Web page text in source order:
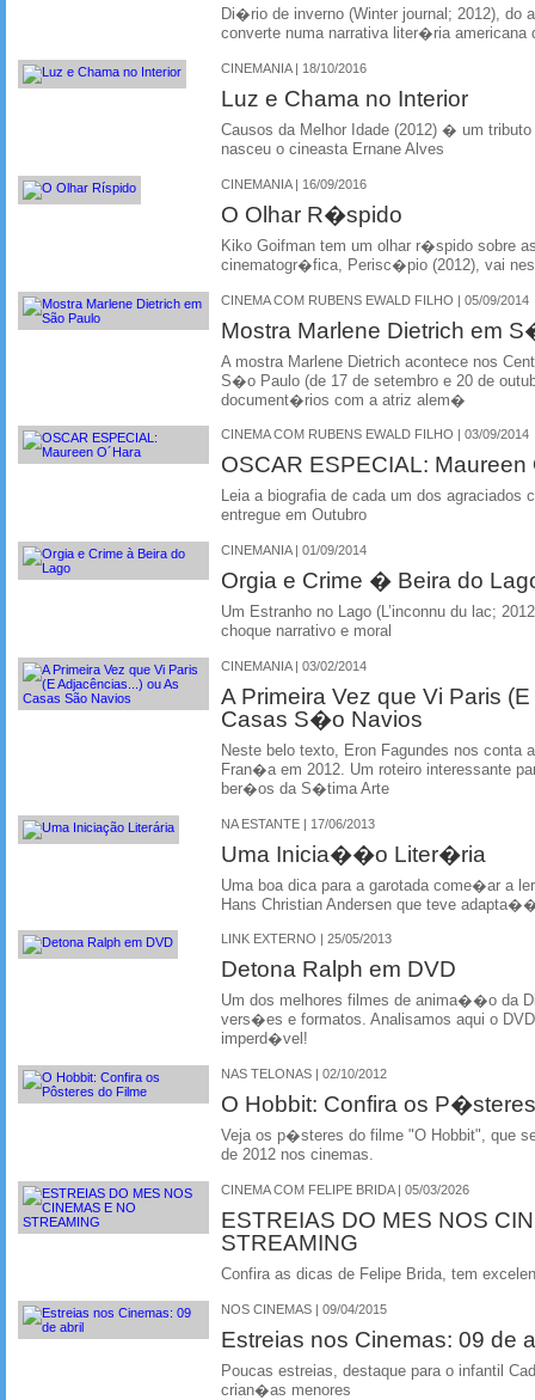
Di�rio de inverno (Winter journal; 2012), do
converte numa narrativa liter�ria americana
CINEMANIA | 18/10/2016
Luz e Chama no Interior
Causos da Melhor Idade (2012) � um
nasceu o cineasta Ernane Alves
CINEMANIA | 16/09/2016
O Olhar R�spido
Kiko Goifman tem um olhar r�spido sobre
cinematogr�fica, Perisc�pio (2012), vai
CINEMA COM RUBENS EWALD FILHO | 05/09/2014
Mostra Marlene Dietrich em
A mostra Marlene Dietrich acontece nos
S�o Paulo (de 17 de setembro e 20 de
document�rios com a atriz alem�
CINEMA COM RUBENS EWALD FILHO | 03/09/2014
OSCAR ESPECIAL:
Leia a biografia de cada um dos agraciados
entregue em Outubro
CINEMANIA | 01/09/2014
Orgia e Crime � Beira do
Um Estranho no Lago (L’inconnu du lac;
choque narrativo e moral
CINEMANIA | 03/02/2014
A Primeira Vez que Vi Paris
Casas S�o Navios
Neste belo texto, Eron Fagundes nos conta
Fran�a em 2012. Um roteiro interessante
ber�os da S�tima Arte
NA ESTANTE | 17/06/2013
Uma Inicia��o Liter�ria
Uma boa dica para a garotada come�ar a
Hans Christian Andersen que teve
LINK EXTERNO | 25/05/2013
Detona Ralph em DVD
Um dos melhores filmes de anima��o da
vers�es e formatos. Analisamos aqui o
imperd�vel!
NAS TELONAS | 02/10/2012
O Hobbit: Confira os
Veja os p�steres do filme "O Hobbit", que
de 2012 nos cinemas.
CINEMA COM FELIPE BRIDA | 05/03/2026
ESTREIAS DO MES NOS
STREAMING
Confira as dicas de Felipe Brida, tem
NOS CINEMAS | 09/04/2015
Estreias nos Cinemas: 09 de
Poucas estreias, destaque para o infantil
crian�as menores